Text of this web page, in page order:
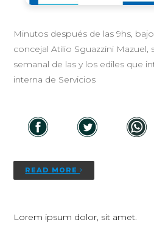
Minutos después de las 9hs,
concejal Atilio Sguazzini Mazuel,
semanal de las y los ediles que
interna de Servicios
READ MORE
Lorem ipsum dolor, sit amet.